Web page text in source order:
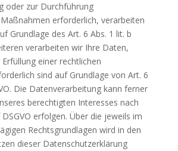
oder zur Durchführung
erforderlich, verarbeiten
Grundlage des Art. 6 Abs. 1 lit. b
verarbeiten wir Ihre Daten,
einer rechtlichen
sind auf Grundlage von Art. 6
Die Datenverarbeitung kann ferner
berechtigten Interesses nach
erfolgen. Über die jeweils im
Rechtsgrundlagen wird in den
dieser Datenschutzerklärung